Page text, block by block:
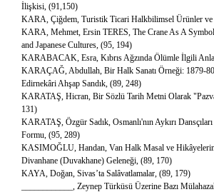
İlişkisi, (91,150)
KARA, Çiğdem, Turistik Ticari Halkbilimsel Ürünler ve
KARA, Mehmet, Ersin TERES, The Crane As A
and Japanese Cultures, (95, 194)
KARABACAK, Esra, Kıbrıs Ağzında Ölümle İlgili
KARAÇAĞ, Abdullah, Bir Halk Sanatı Örneği: 1879-
Edirnekâri Ahşap Sandık, (89, 248)
KARATAŞ, Hicran, Bir Sözlü Tarih Metni Olarak
131)
KARATAŞ, Özgür Sadık, Osmanlı'nın Aykırı
Formu, (95, 289)
KASIMOĞLU, Handan, Van Halk Masal ve
Divanhane (Duvakhane) Geleneği, (89, 170)
KAYA, Doğan, Sivas’ta Salâvatlamalar, (89, 179)
____________, Zeynep Türküsü Üzerine Bazı